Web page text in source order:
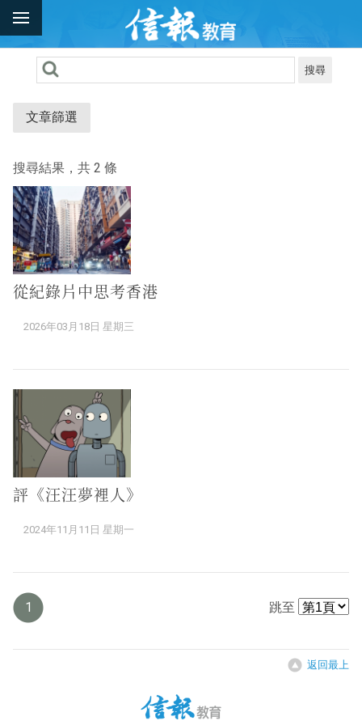
搜尋
文章篩選
搜尋結果，共 2 條
從紀錄片中思考香港
2026年03月18日 星期三
評《汪汪夢裡人》
2024年11月11日 星期一
1 跳至
返回最上